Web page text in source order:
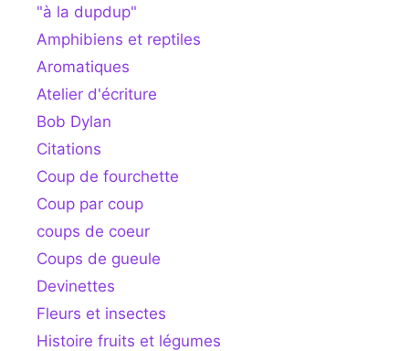
"à la dupdup"
Amphibiens et reptiles
Aromatiques
Atelier d'écriture
Bob Dylan
Citations
Coup de fourchette
Coup par coup
coups de coeur
Coups de gueule
Devinettes
Fleurs et insectes
Histoire fruits et légumes